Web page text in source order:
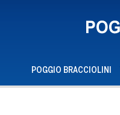
POGGIO BRACCIOLINI